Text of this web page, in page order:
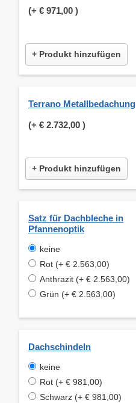
(+ € 971,00 )
+ Produkt hinzufügen
Terrano Metallbedachung
(+ € 2.732,00 )
+ Produkt hinzufügen
Satz für Dachbleche in
Pfannenoptik
keine
Rot (+ € 2.563,00)
Anthrazit (+ € 2.563,00)
Grün (+ € 2.563,00)
Dachschindeln
keine
Rot (+ € 981,00)
Schwarz (+ € 981,00)